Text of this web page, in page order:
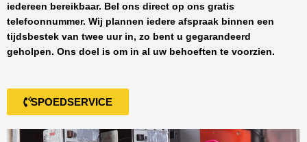
iedereen bereikbaar. Bel ons direct op ons gratis
telefoonnummer. Wij plannen iedere afspraak binnen een
tijdsbestek van twee uur in, zo bent u gegarandeerd
geholpen. Ons doel is om in al uw behoeften te voorzien.
SPOEDSERVICE